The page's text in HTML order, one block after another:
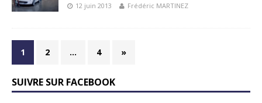
12 juin 2013 Frédéric MARTINEZ
1 2 … 4 »
SUIVRE SUR FACEBOOK